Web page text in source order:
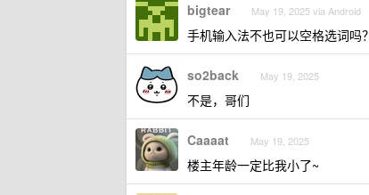
bigtear May 19, 2025 via Android
手机输入法不也可以空格选词吗？
so2back May 19, 2025
不是，哥们
Caaaat May 19, 2025
楼主年龄一定比我小了~